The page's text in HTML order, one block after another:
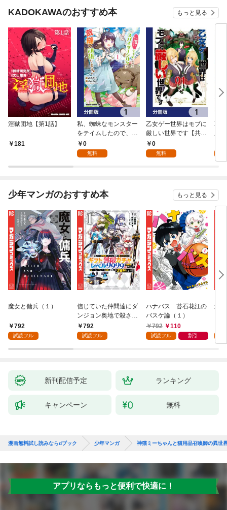
KADOKAWAのおすすめ本 もっと見る
淫獄団地【第1話】
181
私、蜘蛛なモンスター
をテイムしたので、ス
パイダーシルクで裁縫
を頑張ります！【分冊
0
無料
乙女ゲー世界はモブに
厳しい世界です【共和
国編】【分冊版】 1
0
無料
乙
少年マンガのおすすめ本 もっと見る
魔女と傭兵（１）
792
試読フル
信じていた仲間達にダ
ンジョン奥地で殺され
かけたがギフト『無限
ガチャ』でレベル９９
（１）
792
試読フル
ハナバス 苔石花江の
バスケ論（１）
792
110
試読フル 割引
追
強
～
新刊配信予定 ランキング
キャンペーン 無料
漫画無料試し読みならdブック 少年マンガ 神猫ミーちゃんと猫用品召喚師の異世
アプリならもっと便利で快適に！